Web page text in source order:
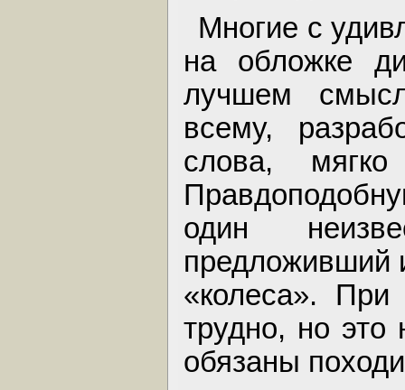
Многие с
на обложке
лучшем
всему,
слова,
один
предложивший
«колеса».
трудно, но это
обязаны